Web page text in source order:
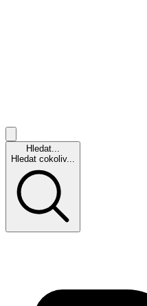
Hledat...
Hledat cokoliv...